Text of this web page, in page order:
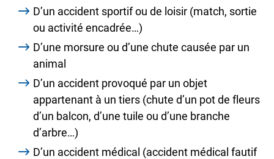
D’un accident sportif ou de loisir (match, sortie
ou activité encadrée…)
D’une morsure ou d’une chute causée par un
animal
D’un accident provoqué par un objet
appartenant à un tiers (chute d’un pot de fleurs
d’un balcon, d’une tuile ou d’une branche
d’arbre…)
D’un accident médical (accident médical fautif